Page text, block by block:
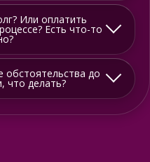
Или оплатить
Есть что-то
обстоятельства до
что делать?